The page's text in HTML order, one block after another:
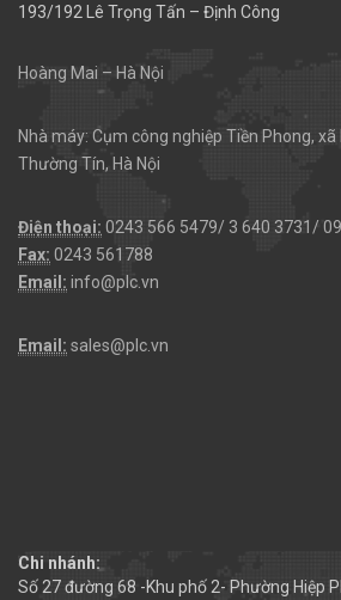
193/192 Lê Trọng Tấn – Định Công
Hoàng Mai – Hà Nội
Nhà máy: Cụm công nghiệp Tiền Phong, xã
Thường Tín, Hà Nội
Điện thoại: 0243 566 5479/ 3 640 3731/
Fax: 0243 561788
Email: info@plc.vn
Email: sales@plc.vn
Chi nhánh:
Số 27 đường 68 -Khu phố 2- Phường Hiệp